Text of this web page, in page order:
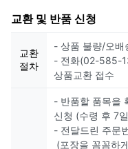
교환 및 반품 신청
교환
절차
- 상품 불량/오배
- 전화(02-585-
상품교환 접수
- 반품할 품목을
신청 (수령 후 7
- 전달드린 주문
(포장을 꼼꼼하